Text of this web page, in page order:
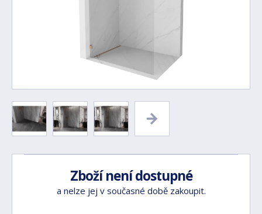
Zboží není dostupné
a nelze jej v současné době zakoupit.